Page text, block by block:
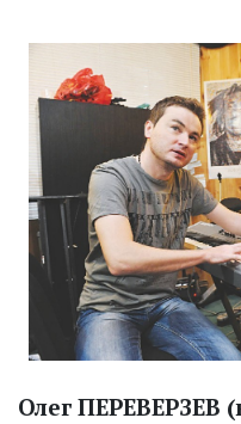
Олег ПЕРЕВЕРЗЕВ